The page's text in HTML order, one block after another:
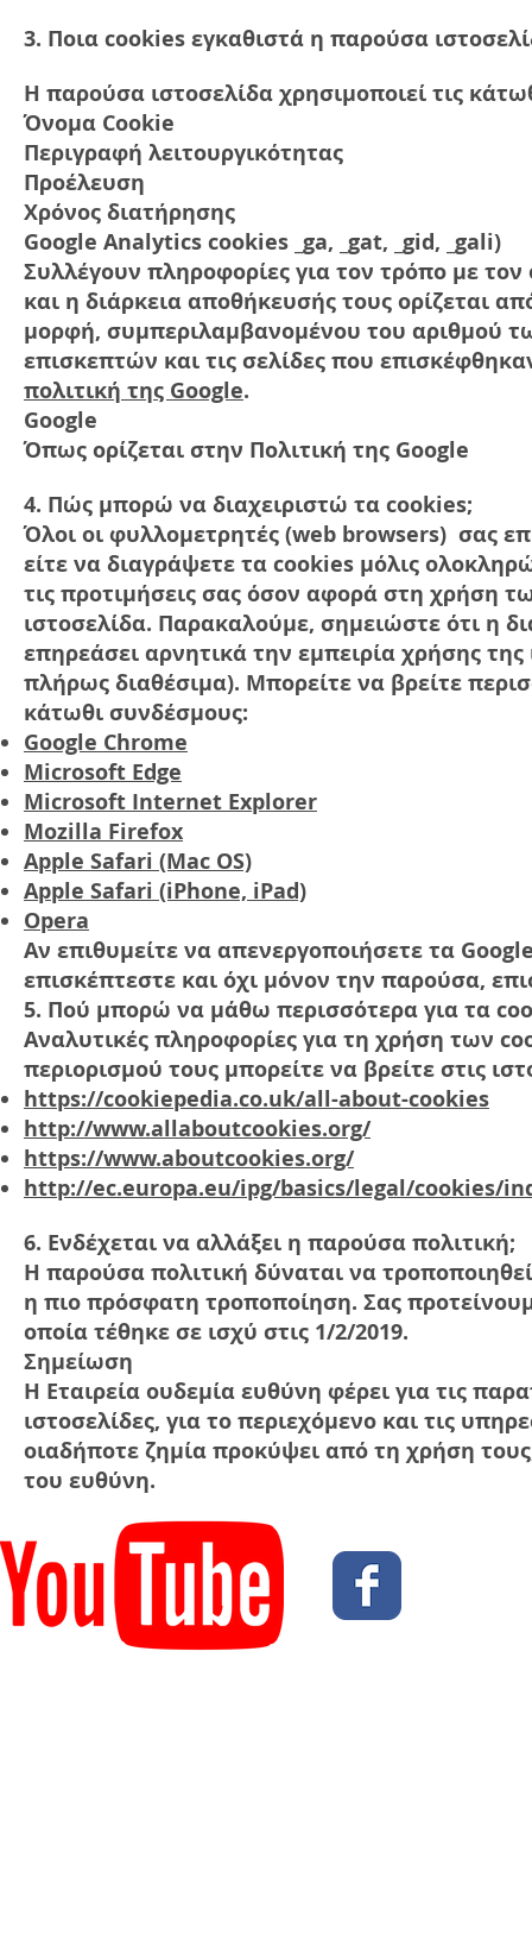
3. Ποια cookies εγκαθιστά η παρούσα
Η παρούσα ιστοσελίδα χρησιμοποιεί τις
Όνομα Cookie
Περιγραφή λειτουργικότητας
Προέλευση
Χρόνος διατήρησης
Google Analytics cookies _ga, _gat, _gid, _gali)
Συλλέγουν πληροφορίες για τον τρόπο με
και η διάρκεια αποθήκευσής τους ορίζεται
μορφή, συμπεριλαμβανομένου του αριθμού
επισκεπτών και τις σελίδες που
πολιτική της Google.
Google
Όπως ορίζεται στην Πολιτική της Google
4. Πώς μπορώ να διαχειριστώ τα cookies;
Όλοι οι φυλλομετρητές (web browsers) σας
είτε να διαγράψετε τα cookies μόλις
τις προτιμήσεις σας όσον αφορά στη χρήση
ιστοσελίδα. Παρακαλούμε, σημειώστε ότι η
επηρεάσει αρνητικά την εμπειρία χρήσης
πλήρως διαθέσιμα). Μπορείτε να βρείτε
κάτωθι συνδέσμους:
Google Chrome
Microsoft Edge
Microsoft Internet Explorer
Mozilla Firefox
Apple Safari (Mac OS)
Apple Safari (iPhone, iPad)
Opera
Αν επιθυμείτε να απενεργοποιήσετε τα
επισκέπτεστε και όχι μόνον την παρούσα,
5. Πού μπορώ να μάθω περισσότερα για τα
Αναλυτικές πληροφορίες για τη χρήση των
περιορισμού τους μπορείτε να βρείτε στις
https://cookiepedia.co.uk/all-about-cookies
http://www.allaboutcookies.org/
https://www.aboutcookies.org/
http://ec.europa.eu/ipg/basics/legal/cookies/
6. Ενδέχεται να αλλάξει η παρούσα πολιτική;
Η παρούσα πολιτική δύναται να
η πιο πρόσφατη τροποποίηση. Σας
οποία τέθηκε σε ισχύ στις 1/2/2019.
Σημείωση
H Εταιρεία ουδεμία ευθύνη φέρει για τις
ιστοσελίδες, για το περιεχόμενο και τις
οιαδήποτε ζημία προκύψει από τη χρήση
του ευθύνη.